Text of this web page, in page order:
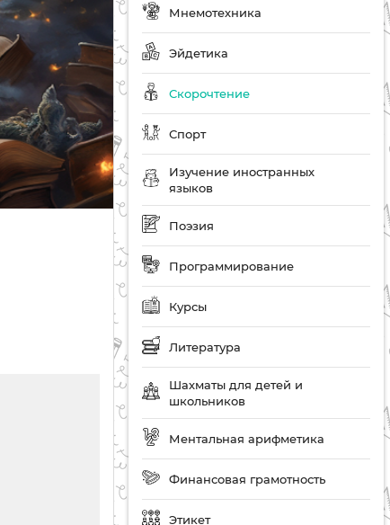
Мнемотехника
Эйдетика
Скорочтение
Спорт
Изучение иностранных
языков
Поэзия
Программирование
Курсы
Литература
Шахматы для детей и
школьников
Ментальная арифметика
Финансовая грамотность
Этикет